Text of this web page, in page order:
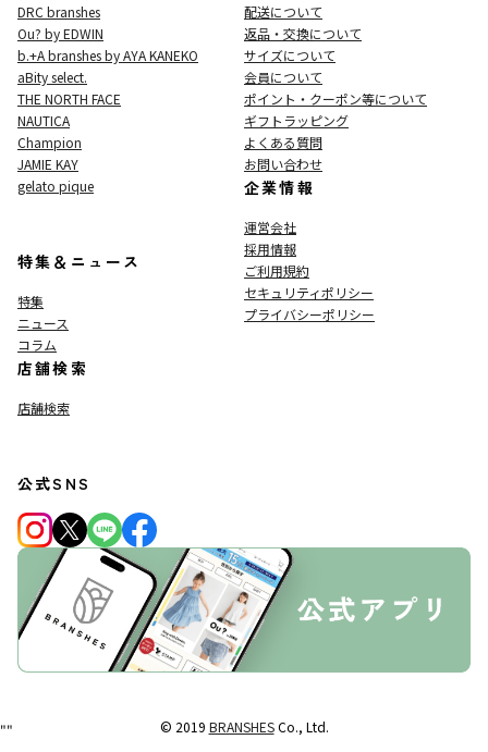
DRC branshes
Ou? by EDWIN
b.+A branshes by AYA KANEKO
aBity select.
THE NORTH FACE
NAUTICA
Champion
JAMIE KAY
gelato pique
特集＆ニュース
特集
ニュース
コラム
店舗検索
店舗検索
配送について
返品・交換について
サイズについて
会員について
ポイント・クーポン等について
ギフトラッピング
よくある質問
お問い合わせ
企業情報
運営会社
採用情報
ご利用規約
セキュリティポリシー
プライバシーポリシー
公式SNS
© 2019 BRANSHESCo., Ltd.
""